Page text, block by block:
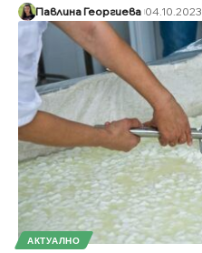
Павлина Георгиева 04.10.2023
АКТУАЛНО